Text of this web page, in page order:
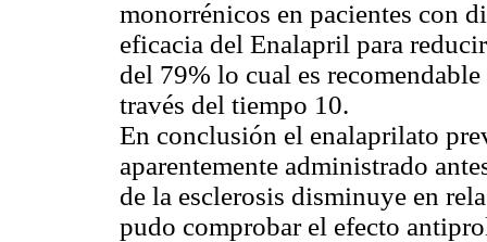
monorrénicos en pacientes con
eficacia del Enalapril para
del 79% lo cual es
través del tiempo 10.
En conclusión el enalaprilato
aparentemente administrado
de la esclerosis disminuye en
pudo comprobar el efecto